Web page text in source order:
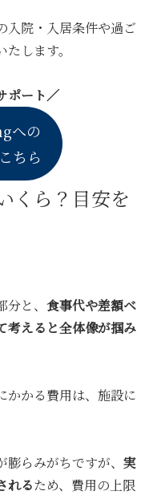
入院・入居条件や過ご
します。
ポート／
への
ちら
くら？目安を
と、 食事代や差額ベ
考えると全体像が掴み
かかる費用は、施設に
らみがちですが、 実
れるため、費用の上限